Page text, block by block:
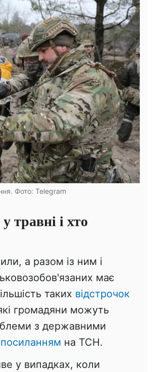
Фото: Telegram
травні і хто
а разом із ним і
має
таких відстрочок
громадяни можуть
з державними
посиланням на ТСН.
у випадках, коли